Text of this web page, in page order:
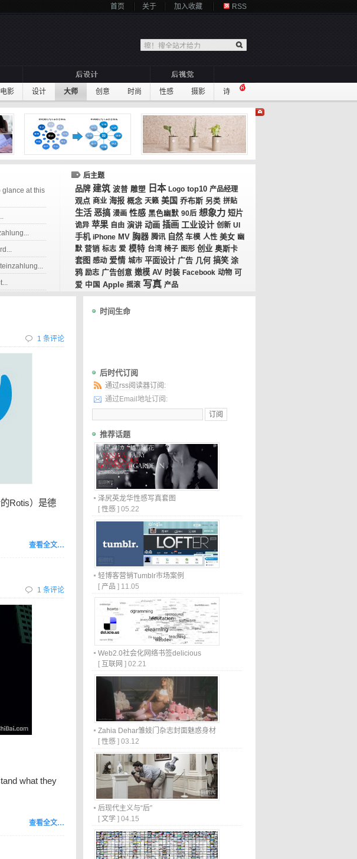
首页 关于 加入收藏 RSS
电影 设计 大师 创意 时尚 性感 摄影 诗
glance at this
后主题
品牌 建筑 波普 雕塑 日本 Logo top10 产品经理
观点 商业 海报 概念 天籁 美国 乔布斯 另类 拼贴
生活 恶搞 漫画 性感 黑色幽默 90后 想象力 短片
诡异 苹果 自由 演讲 动画 插画 工业设计 创新 UI
手机 iPhone MV 胸器 腾讯 自然 车模 人性 美女 幽
默 营销 标志 爱 模特 台湾 椅子 图形 创业 奥斯卡
套图 感动 爱情 城市 平面设计 广告 几何 搞笑 涂
鸦 励志 广告创意 嫩模 AV 时装 Facebook 动物 可
爱 中国 Apple 摇滚 写真 产品
1 条评论
Rotis）是德
查看全文…
1 条评论
what they
查看全文…
时间生命
后时代订阅
通过rss阅读器订阅:
通过Email地址订阅:
推荐话题
泽尻英龙华性感写真套图
[ 性感 ] 05.22
轻博客营销Tumblr市场案例
[ 产品 ] 11.05
Web2.0社会化网络书签delicious
[ 互联网 ] 02.21
Zahia Dehar雏妓门杂志封面魅惑身材
[ 性感 ] 03.12
后现代主义与“后”
[ 文学 ] 04.15